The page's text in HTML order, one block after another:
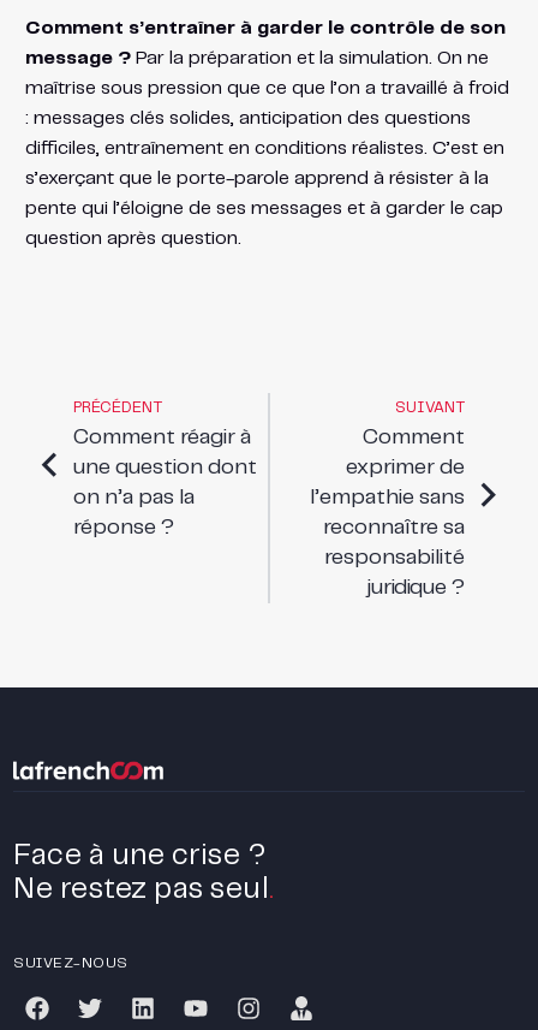
Comment s’entraîner à garder le contrôle de son
message ?Par la préparation et la simulation. On ne
maîtrise sous pression que ce que l’on a travaillé à froid
: messages clés solides, anticipation des questions
difficiles, entraînement en conditions réalistes. C’est en
s’exerçant que le porte-parole apprend à résister à la
pente qui l’éloigne de ses messages et à garder le cap
question après question.
PRÉCÉDENT
Comment réagir à
une question dont
on n’a pas la
réponse ?
SUIVANT
Comment
exprimer de
l’empathie sans
reconnaître sa
responsabilité
juridique ?
Face à une crise ?
Ne restez pas seul .
SUIVEZ-NOUS